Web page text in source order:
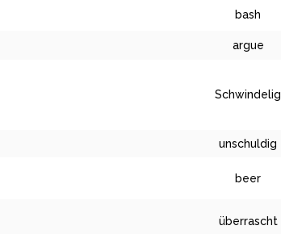
bash
argue
Schwindelig
unschuldig
beer
überrascht